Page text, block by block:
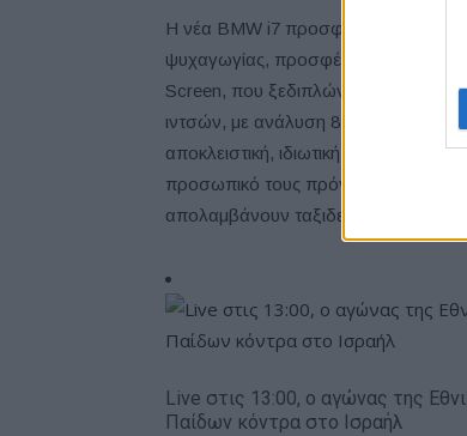
Η νέα BMW i7 προσφέρει εξαιρετική
ψυχαγωγίας, προσφέροντας μία
Screen, που ξεδιπλώνεται από την
ιντσών, με ανάλυση 8Κ, σε διάταξη
αποκλειστική, ιδιωτική
προσωπικό τους πρόγραμμα
απολαμβάνουν ταξιδεύοντας με τα
Live στις 13:00, ο αγώνας της
Παίδων κόντρα στο Ισραήλ